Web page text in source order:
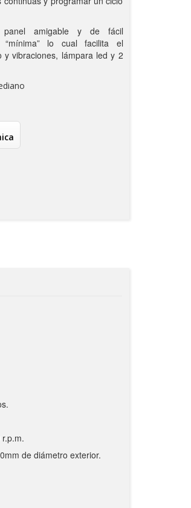
panel amigable y de fácil
“mínima” lo cual facilita el
y vibraciones, lámpara led y 2
de diámetro exterior.